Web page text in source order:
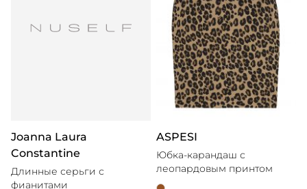
Joanna Laura
Constantine
Длинные серьги с
фианитами
ASPESI
Юбка-карандаш с
леопардовым принтом